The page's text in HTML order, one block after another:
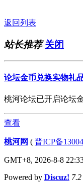
返回列表
站长推荐 关闭
论坛金币兑换实物礼
桃河论坛已开启论坛
查看
桃河网 ( 晋ICP备
GMT+8, 2026-8-8
Powered by Discuz! 7.2